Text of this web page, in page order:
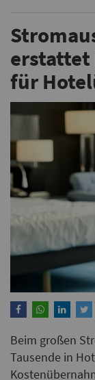
erstattet
für
Beim großen
Tausende in